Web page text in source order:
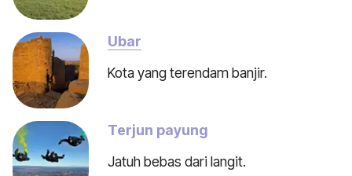
Ubar
Kota yang terendam banjir.
Terjun payung
Jatuh bebas dari langit.